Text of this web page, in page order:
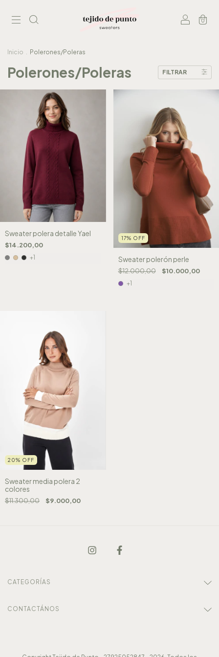
0
Inicio . Polerones/Poleras
Polerones/Poleras FILTRAR
Sweater polera detalle Yael
$14.200,00
+1
17% OFF
Sweater polerón perle
$12.000,00 $10.000,00
+1
20% OFF
Sweater media polera 2
colores
$11.300,00 $9.000,00
CATEGORÍAS
CONTACTÁNOS